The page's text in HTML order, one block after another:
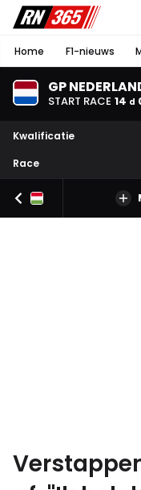
Home F1-nieuws
GP
START RACE 14 d
Kwalificatie
Race